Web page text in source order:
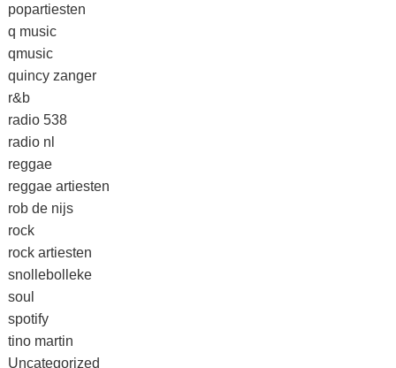
popartiesten
q music
qmusic
quincy zanger
r&b
radio 538
radio nl
reggae
reggae artiesten
rob de nijs
rock
rock artiesten
snollebolleke
soul
spotify
tino martin
Uncategorized